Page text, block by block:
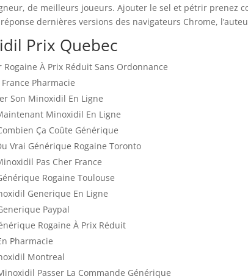
de meilleurs joueurs. Ajouter le sel et pétrir prenez
dernières versions des navigateurs Chrome,
Prix Quebec
Rogaine À Prix Réduit Sans Ordonnance
Pharmacie
Son Minoxidil En Ligne
Minoxidil En Ligne
Ça Coûte Générique
Vrai Générique Rogaine Toronto
Pas Cher France
Rogaine Toulouse
Generique En Ligne
Paypal
Rogaine À Prix Réduit
Pharmacie
Montreal
Passer La Commande Générique